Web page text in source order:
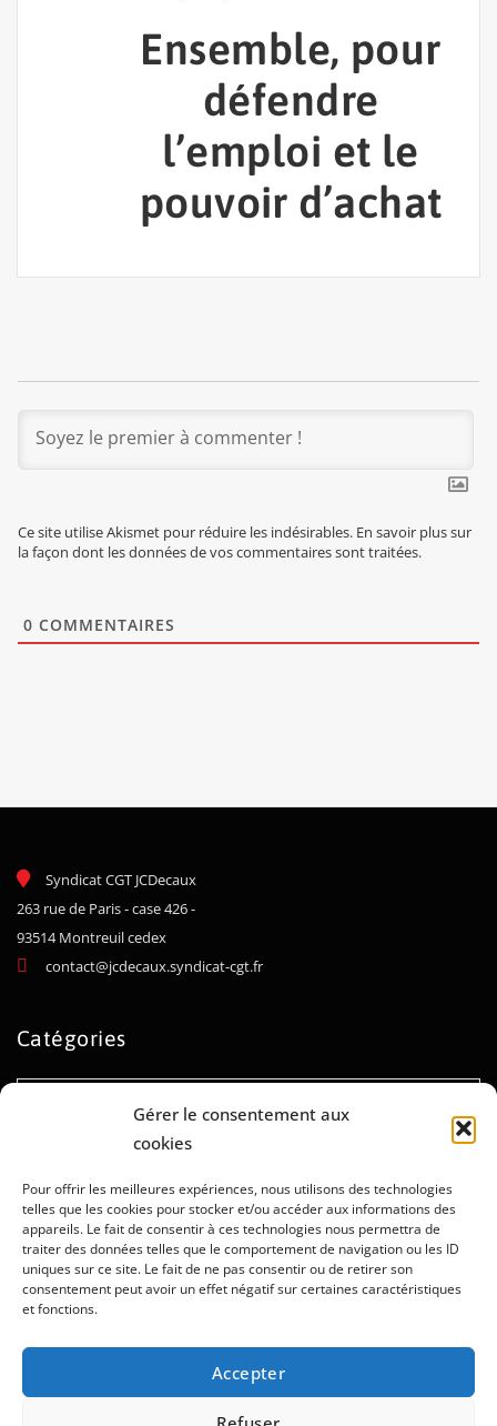
Gérer le consentement aux
cookies
Pour offrir les meilleures expériences, nous utilisons des technologies
telles que les cookies pour stocker et/ou accéder aux informations des
appareils. Le fait de consentir à ces technologies nous permettra de
traiter des données telles que le comportement de navigation ou les ID
uniques sur ce site. Le fait de ne pas consentir ou de retirer son
consentement peut avoir un effet négatif sur certaines caractéristiques
et fonctions.
Accepter
Ensemble, pour
défendre
l’emploi et le
pouvoir d’achat
Ce site utilise Akismet pour réduire les indésirables. En savoir plus sur
la façon dont les données de vos commentaires sont traitées.
0 COMMENTAIRES
Syndicat CGT JCDecaux
263 rue de Paris - case 426 -
93514 Montreuil cedex
contact@jcdecaux.syndicat-cgt.fr
Catégories
Catégories
Archives
Archives
Politique de confidentialité
Administration